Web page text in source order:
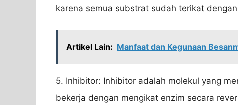
karena semua substrat sudah terikat
Artikel Lain: Manfaat dan Kegunaan
5. Inhibitor: Inhibitor adalah molekul yang
bekerja dengan mengikat enzim secara